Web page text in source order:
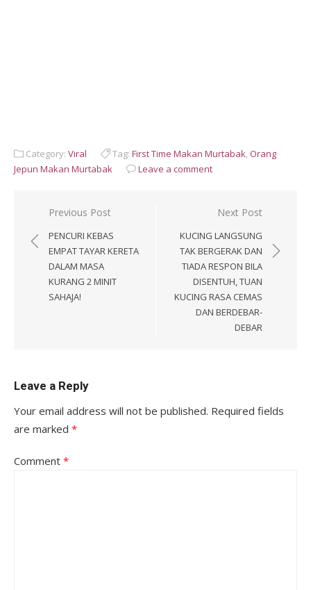
Category: Viral Tag: First Time Makan Murtabak, Orang
Jepun Makan Murtabak
Leave a comment
Post
navigation
Previous Post
PENCURI KEBAS
EMPAT TAYAR KERETA
DALAM MASA
KURANG 2 MINIT
SAHAJA!
Next Post
KUCING LANGSUNG
TAK BERGERAK DAN
TIADA RESPON BILA
DISENTUH, TUAN
KUCING RASA CEMAS
DAN BERDEBAR-
DEBAR
Leave a Reply
Your email address will not be published. Required fields
are marked *
Comment *